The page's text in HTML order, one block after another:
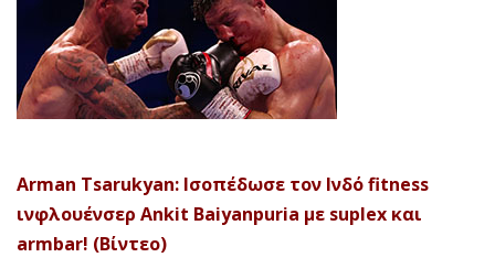
Arman Tsarukyan: Ισοπέδωσε τον Ινδό fitness
ινφλουένσερ Ankit Baiyanpuria με suplex και
armbar! (Βίντεο)